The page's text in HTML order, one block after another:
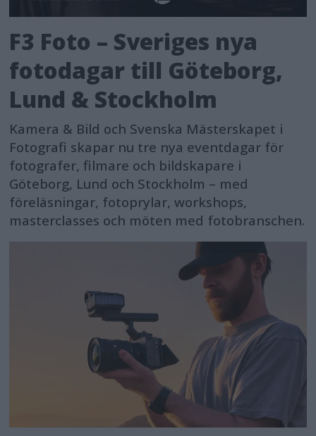
F3 Foto – Sveriges nya
fotodagar till Göteborg,
Lund & Stockholm
Kamera & Bild och Svenska Mästerskapet i
Fotografi skapar nu tre nya eventdagar för
fotografer, filmare och bildskapare i
Göteborg, Lund och Stockholm – med
föreläsningar, fotoprylar, workshops,
masterclasses och möten med fotobranschen.